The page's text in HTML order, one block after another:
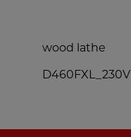
wood lathe
D460FXL_230V